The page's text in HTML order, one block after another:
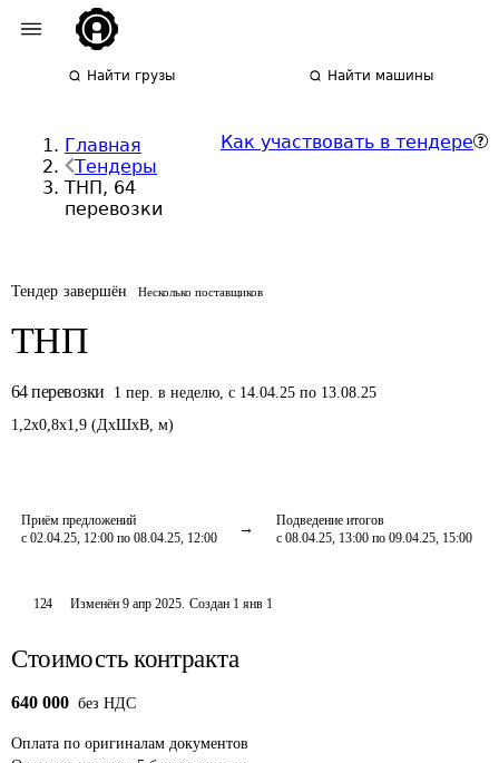
Найти грузы Найти машины
Главная
Тендеры
ТНП, 64
перевозки
Как участвовать в тендере
Тендер завершён Несколько поставщиков
ТНП
64 перевозки 1 пер. в неделю, с 14.04.25 по 13.08.25
1,2x0,8x1,9 (ДxШxВ, м)
Приём предложений
с 02.04.25, 12:00 по 08.04.25, 12:00
Подведение итогов
с 08.04.25, 13:00 по 09.04.25, 15:00
124 Изменён9 апр 2025. Создан 1 янв 1
Стоимость контракта
640 000 без НДС
Оплата по оригиналам документов